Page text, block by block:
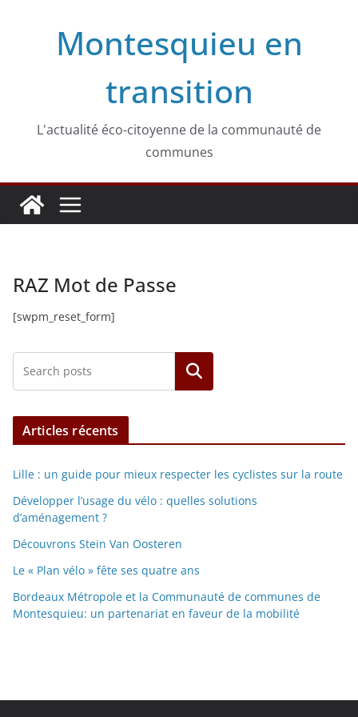
Montesquieu en
transition
L'actualité éco-citoyenne de la communauté de
communes
RAZ Mot de Passe
[swpm_reset_form]
Rechercher
Articles récents
Lille : un guide pour mieux respecter les cyclistes sur la route
Développer l’usage du vélo : quelles solutions
d’aménagement ?
Découvrons Stein Van Oosteren
Le « Plan vélo » fête ses quatre ans
Bordeaux Métropole et la Communauté de communes de
Montesquieu: un partenariat en faveur de la mobilité